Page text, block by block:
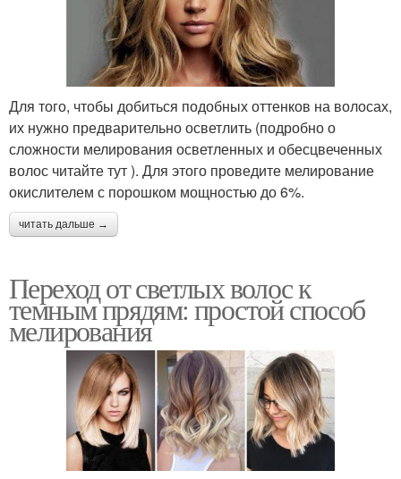
Для того, чтобы добиться подобных оттенков на волосах,
их нужно предварительно осветлить (подробно о
сложности мелирования осветленных и обесцвеченных
волос читайте тут ). Для этого проведите мелирование
окислителем с порошком мощностью до 6%.
читать дальше →
Переход от светлых волос к
темным прядям: простой способ
мелирования